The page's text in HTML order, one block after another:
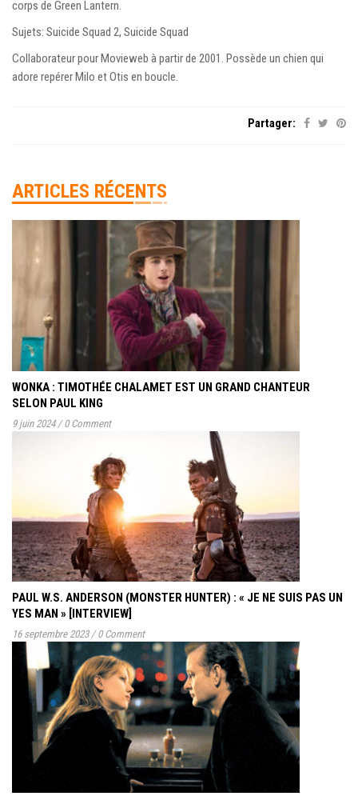
corps de Green Lantern.
Sujets: Suicide Squad 2, Suicide Squad
Collaborateur pour Movieweb à partir de 2001. Possède un chien qui
adore repérer Milo et Otis en boucle.
Partager:
ARTICLES RÉCENTS
WONKA : TIMOTHÉE CHALAMET EST UN GRAND CHANTEUR
SELON PAUL KING
9 juin 2024 / 0 Comment
PAUL W.S. ANDERSON (MONSTER HUNTER) : « JE NE SUIS PAS UN
YES MAN » [INTERVIEW]
16 septembre 2023 / 0 Comment